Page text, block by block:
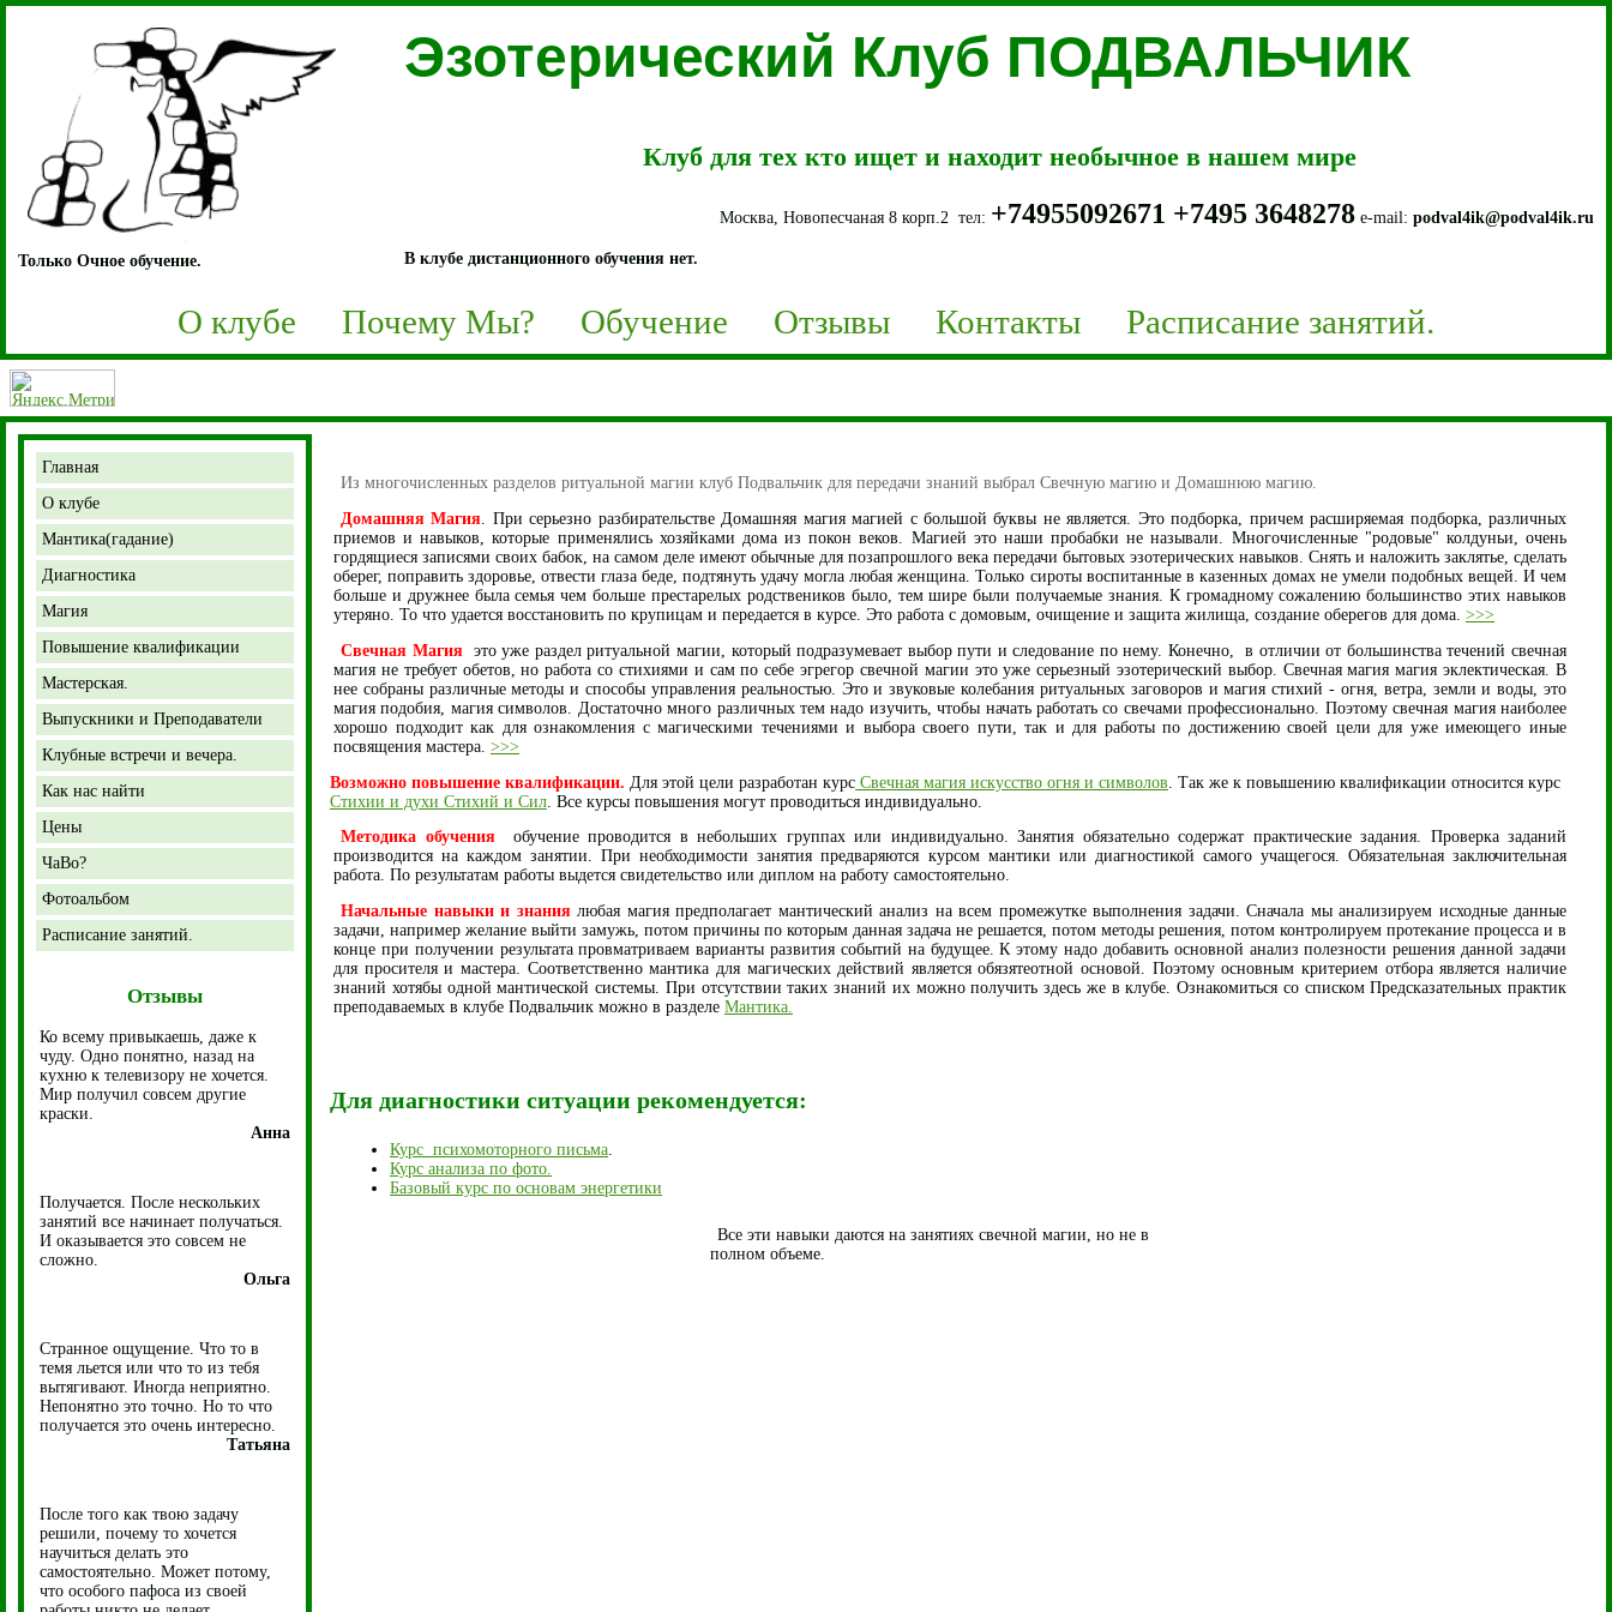
Только Очное обучение.
Эзотерический Клуб ПОДВАЛЬЧИК
Клуб для тех кто ищет и находит необычное в нашем мире
Москва, Новопесчаная 8 корп.2 тел: +74955092671 +7495 3648278 e-mail: podval4ik@podval4ik.ru
В клубе дистанционного обучения нет.
О клубе Почему Мы? Обучение Отзывы Контакты Расписание занятий.
Главная
О клубе
Мантика(гадание)
Диагностика
Магия
Повышение квалификации
Мастерская.
Выпускники и Преподаватели
Клубные встречи и вечера.
Как нас найти
Цены
ЧаВо?
Фотоальбом
Расписание занятий.
Отзывы
Ко всему привыкаешь, даже к
чуду. Одно понятно, назад на
кухню к телевизору не хочется.
Мир получил совсем другие
краски.
Анна
Получается. После нескольких
занятий все начинает получаться.
И оказывается это совсем не
сложно.
Ольга
Странное ощущение. Что то в
темя льется или что то из тебя
вытягивают. Иногда неприятно.
Непонятно это точно. Но то что
получается это очень интересно.
Татьяна
После того как твою задачу
решили, почему то хочется
научиться делать это
самостоятельно. Может потому,
что особого пафоса из своей
Из многочисленных разделов ритуальной магии клуб Подвальчик для передачи знаний выбрал Свечную магию и Домашнюю магию.
Домашняя Магия. При серьезно разбирательстве Домашняя магия магией с большой буквы не является. Это подборка, причем расширяемая подборка, различных
приемов и навыков, которые применялись хозяйками дома из покон веков. Магией это наши пробабки не называли. Многочисленные "родовые" колдуньи, очень
гордящиеся записями своих бабок, на самом деле имеют обычные для позапрошлого века передачи бытовых эзотерических навыков. Снять и наложить заклятье, сделать
оберег, поправить здоровье, отвести глаза беде, подтянуть удачу могла любая женщина. Только сироты воспитанные в казенных домах не умели подобных вещей. И чем
больше и дружнее была семья чем больше престарелых родствеников было, тем шире были получаемые знания. К громадному сожалению большинство этих навыков
утеряно. То что удается восстановить по крупицам и передается в курсе. Это работа с домовым, очищение и защита жилища, создание оберегов для дома. >>>
Свечная Магияэто уже раздел ритуальной магии, который подразумевает выбор пути и следование по нему. Конечно, в отличии от большинства течений свечная
магия не требует обетов, но работа со стихиями и сам по себе эгрегор свечной магии это уже серьезный эзотерический выбор. Свечная магия магия эклектическая. В
нее собраны различные методы и способы управления реальностью. Это и звуковые колебания ритуальных заговоров и магия стихий - огня, ветра, земли и воды, это
магия подобия, магия символов. Достаточно много различных тем надо изучить, чтобы начать работать со свечами профессионально. Поэтому свечная магия наиболее
хорошо подходит как для ознакомления с магическими течениями и выбора своего пути, так и для работы по достижению своей цели для уже имеющего иные
посвящения мастера. >>>
Возможно повышение квалификации. Для этой цели разработан курс Свечная магия искусство огня и символов. Так же к повышению квалификации относится курс
Стихии и духи Стихий и Сил. Все курсы повышения могут проводиться индивидуально.
Методика обученияобучение проводится в небольших группах или индивидуально. Занятия обязательно содержат практические задания. Проверка заданий
производится на каждом занятии. При необходимости занятия предваряются курсом мантики или диагностикой самого учащегося. Обязательная заключительная
работа. По результатам работы выдется свидетельство или диплом на работу самостоятельно.
Начальные навыки и знаниялюбая магия предполагает мантический анализ на всем промежутке выполнения задачи. Сначала мы анализируем исходные данные
задачи, например желание выйти замужь, потом причины по которым данная задача не решается, потом методы решения, потом контролируем протекание процесса и в
конце при получении результата провматриваем варианты развития событий на будущее. К этому надо добавить основной анализ полезности решения данной задачи
для просителя и мастера. Соответственно мантика для магических действий является обязятеотной основой. Поэтому основным критерием отбора является наличие
знаний хотябы одной мантической системы. При отсутствии таких знаний их можно получить здесь же в клубе. Ознакомиться со списком Предсказательных практик
преподаваемых в клубе Подвальчик можно в разделе Мантика.
Для диагностики ситуации рекомендуется:
Курс психомоторного письма.
Курс анализа по фото.
Базовый курс по основам энергетики
Все эти навыки даются на занятиях свечной магии, но не в
полном объеме.